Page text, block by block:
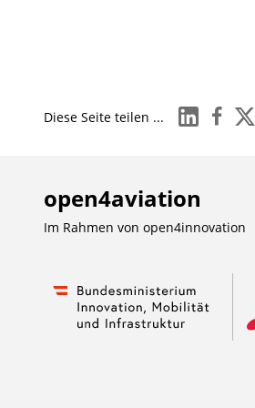
Diese Seite teilen ... linkedinfacebook
x
open4aviation
Im Rahmen von open4innovation